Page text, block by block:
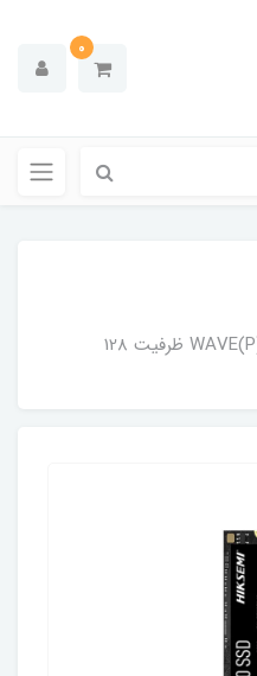
0
حافظه SSD اینترنال M.2 مدل WAVE(P) ظرفیت 128